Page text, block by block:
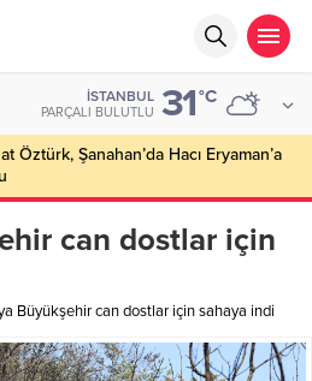
İSTANBUL
PARÇALI BULUTLU 31°C
Öztürk, Şanahan’da Hacı Eryaman’a
can dostlar için
Büyükşehir can dostlar için sahaya indi